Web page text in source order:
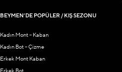
BEYMEN’DE POPÜLER / KIŞ SEZONU
Kadın Mont – Kaban
Kadın Bot – Çizme
Erkek Mont Kaban